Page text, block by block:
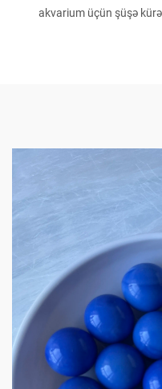
akvarium üçün şüşə kürə